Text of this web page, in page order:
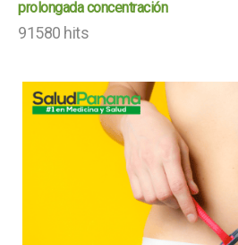
prolongada concentración
91580 hits